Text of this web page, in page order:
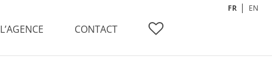
L’AGENCE CONTACT
FR EN